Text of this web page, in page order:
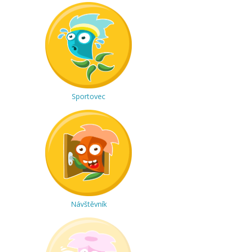
Sportovec
Návštěvník